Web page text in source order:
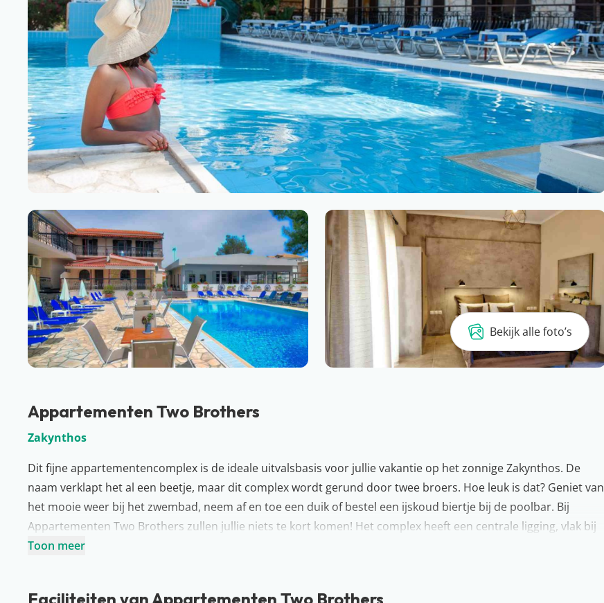
Bekijk alle foto’s
Appartementen Two Brothers
Zakynthos
Dit fijne appartementencomplex is de ideale uitvalsbasis voor jullie vakantie op het zonnige Zakynthos. De
naam verklapt het al een beetje, maar dit complex wordt gerund door twee broers. Hoe leuk is dat? Geniet van
het mooie weer bij het zwembad, neem af en toe een duik of bestel een ijskoud biertje bij de poolbar. Bij
Appartementen Two Brothers zullen jullie niets te kort komen! Het complex heeft een centrale ligging, vlak bij
het sfeervolle centrum van Kalamaki en het strand. Pak je koffer maar in!
Toon meer